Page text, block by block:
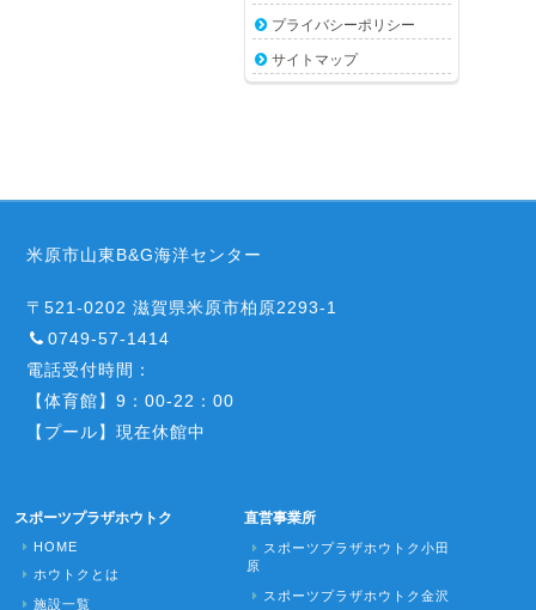
プライバシーポリシー
サイトマップ
米原市山東B&G海洋センター
〒521-0202 滋賀県米原市柏原2293-1
0749-57-1414
電話受付時間：
【体育館】9：00-22：00
【プール】現在休館中
スポーツプラザホウトク
HOME
ホウトクとは
施設一覧
直営事業所
スポーツプラザホウトク小田
原
スポーツプラザホウトク金沢